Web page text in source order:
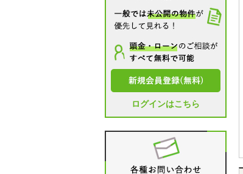
ログインはこちら